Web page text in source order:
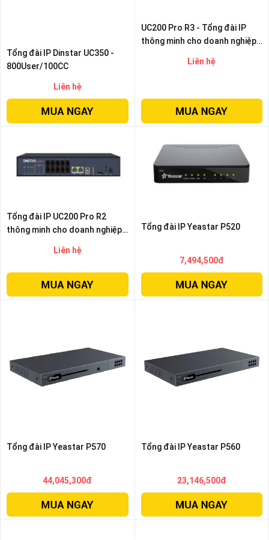
Tổng đài IP Dinstar UC350 -
800User/100CC
Liên hệ
UC200 Pro R3 - Tổng đài IP
thông minh cho doanh nghiệp
Liên hệ
Tổng đài IP UC200 Pro R2
thông minh cho doanh nghiệp
Liên hệ
Tổng đài IP Yeastar P520
7,494,500đ
Tổng đài IP Yeastar P570
44,045,300đ
Tổng đài IP Yeastar P560
23,146,500đ
MỤC
trợ
tức
Liên
thiệu
việt
English